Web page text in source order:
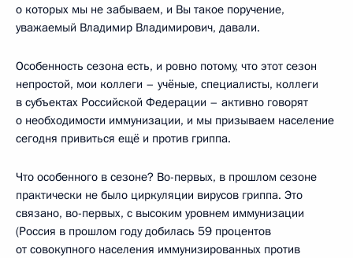
о которых мы не забываем, и Вы такое поручение,
уважаемый Владимир Владимирович, давали.
Особенность сезона есть, и ровно потому, что этот сезон
непростой, мои коллеги – учёные, специалисты, коллеги
в субъектах Российской Федерации – активно говорят
о необходимости иммунизации, и мы призываем население
сегодня привиться ещё и против гриппа.
Что особенного в сезоне? Во-первых, в прошлом сезоне
практически не было циркуляции вирусов гриппа. Это
связано, во-первых, с высоким уровнем иммунизации
(Россия в прошлом году добилась 59 процентов
от совокупного населения иммунизированных против